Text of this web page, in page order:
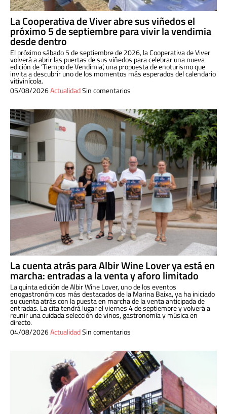
La Cooperativa de Viver abre sus viñedos el
próximo 5 de septiembre para vivir la vendimia
desde dentro
El próximo sábado 5 de septiembre de 2026, la Cooperativa de Viver
volverá a abrir las puertas de sus viñedos para celebrar una nueva
edición de ‘Tiempo de Vendimia’, una propuesta de enoturismo que
invita a descubrir uno de los momentos más esperados del calendario
vitivinícola.
05/08/2026ActualidadSin comentarios
La cuenta atrás para Albir Wine Lover ya está en
marcha: entradas a la venta y aforo limitado
La quinta edición de Albir Wine Lover, uno de los eventos
enogastronómicos más destacados de la Marina Baixa, ya ha iniciado
su cuenta atrás con la puesta en marcha de la venta anticipada de
entradas. La cita tendrá lugar el viernes 4 de septiembre y volverá a
reunir una cuidada selección de vinos, gastronomía y música en
directo.
04/08/2026ActualidadSin comentarios